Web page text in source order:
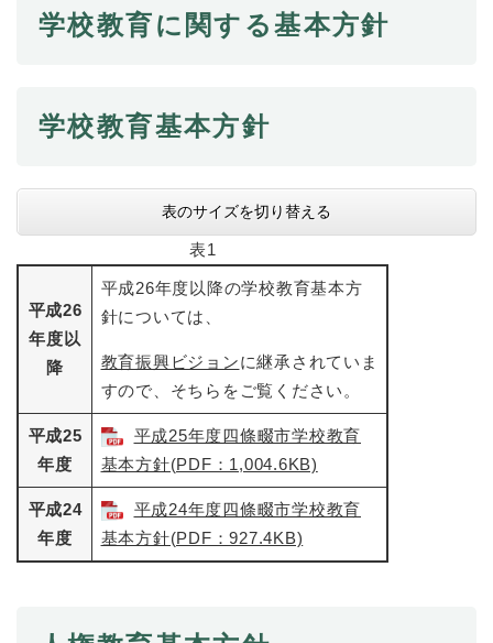
ニ
ひ
ら
ごみ・リサイクル
交通
おくやみ
地域活動・コミュニティ
消費生活
相談窓口
イベント・施設予約
防災・安全
災
・
安
子育て・教育
子
・
健
学校教育に関する基本方針
学校教育基本方針
表のサイズを切り替える
表1
平成26
年度以
降
平成26年度以降の学校教育基本方
針については、
教育振興ビジョンに継承されていま
すので、そちらをご覧ください。
平成25
年度
平成25年度四條畷市学校教育
基本方針(PDF：1,004.6KB)
平成24
年度
平成24年度四條畷市学校教育
基本方針(PDF：927.4KB)